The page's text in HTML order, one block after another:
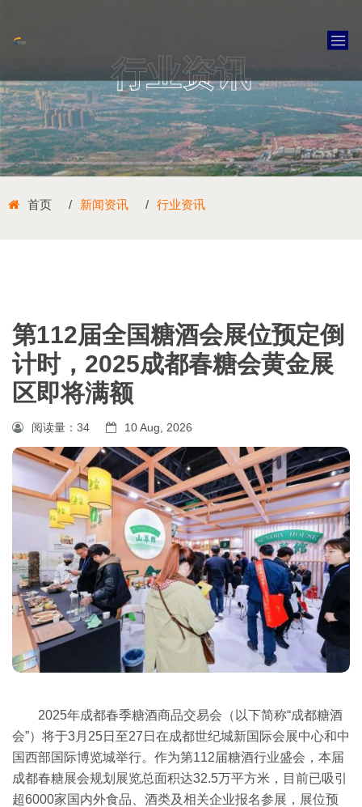
行业资讯
首页 新闻资讯 行业资讯
第112届全国糖酒会展位预定倒
计时，2025成都春糖会黄金展
区即将满额
阅读量： 34 10 Aug, 2026
2025年成都春季糖酒商品交易会（以下简称“成都糖酒
会”）将于3月25日至27日在成都世纪城新国际会展中心和中
国西部国际博览城举行‌。作为第112届糖酒行业盛会，本届
成都春糖展会规划展览总面积达32.5万平方米，目前已吸引
超6000家国内外食品、酒类及相关企业报名参展，展位预